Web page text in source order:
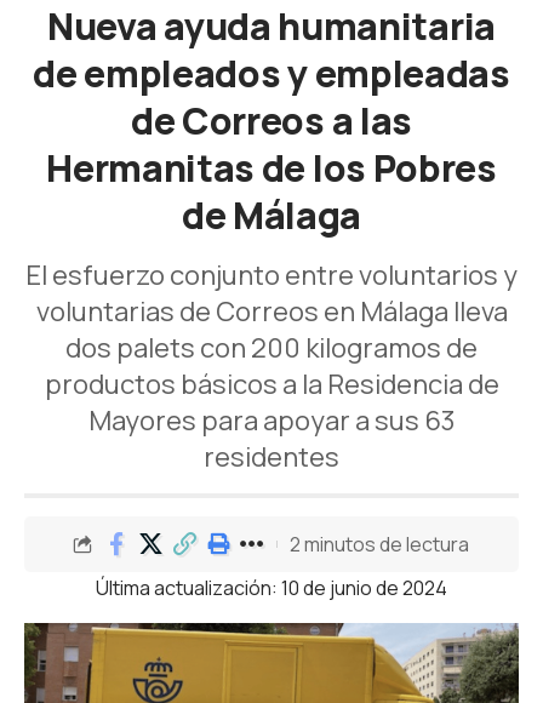
Nueva ayuda humanitaria
de empleados y empleadas
de Correos a las
Hermanitas de los Pobres
de Málaga
El esfuerzo conjunto entre voluntarios y
voluntarias de Correos en Málaga lleva
dos palets con 200 kilogramos de
productos básicos a la Residencia de
Mayores para apoyar a sus 63
residentes
Última actualización: 10 de junio de 2024
2 minutos de lectura